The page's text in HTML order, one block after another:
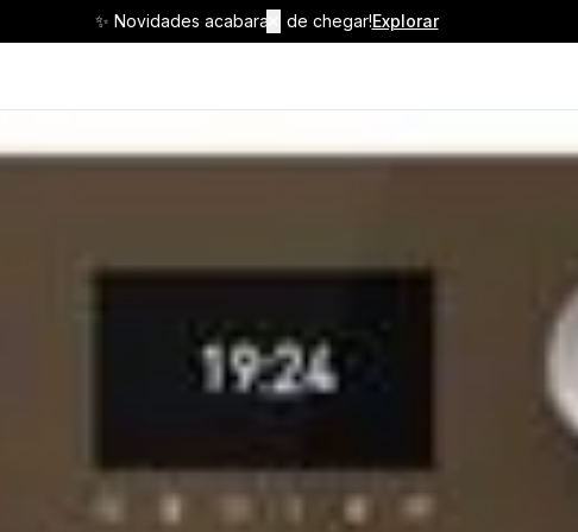
✨ Novidades acabaram de chegar!Explorar